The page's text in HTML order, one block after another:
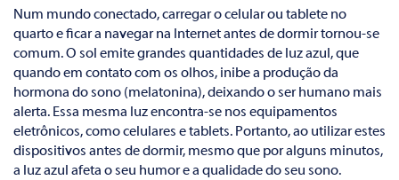
Num mundo conectado, carregar o celular ou tablete no
quarto e ficar a navegar na Internet antes de dormir tornou-se
comum. O sol emite grandes quantidades de luz azul, que
quando em contato com os olhos, inibe a produção da
hormona do sono (melatonina), deixando o ser humano mais
alerta. Essa mesma luz encontra-se nos equipamentos
eletrônicos, como celulares e tablets. Portanto, ao utilizar estes
dispositivos antes de dormir, mesmo que por alguns minutos,
a luz azul afeta o seu humor e a qualidade do seu sono.